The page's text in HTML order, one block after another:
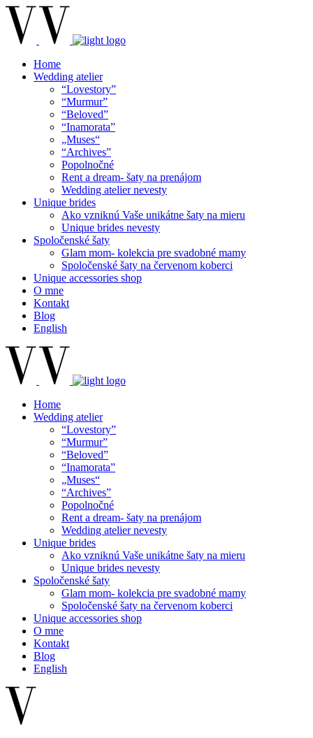
Home
Wedding atelier
“Lovestory”
“Murmur”
“Beloved”
“Inamorata”
„Muses“
“Archives”
Popolnočné
Rent a dream- šaty na prenájom
Wedding atelier nevesty
Unique brides
Ako vzniknú Vaše unikátne šaty na mieru
Unique brides nevesty
Spoločenské šaty
Glam mom- kolekcia pre svadobné mamy
Spoločenské šaty na červenom koberci
Unique accessories shop
O mne
Kontakt
Blog
English
Home
Wedding atelier
“Lovestory”
“Murmur”
“Beloved”
“Inamorata”
„Muses“
“Archives”
Popolnočné
Rent a dream- šaty na prenájom
Wedding atelier nevesty
Unique brides
Ako vzniknú Vaše unikátne šaty na mieru
Unique brides nevesty
Spoločenské šaty
Glam mom- kolekcia pre svadobné mamy
Spoločenské šaty na červenom koberci
Unique accessories shop
O mne
Kontakt
Blog
English